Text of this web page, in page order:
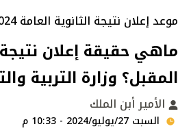
موعد إعلان نتيجة الثانوية العامة 2024
المقبل؟ وزارة التربية
الأمير أبن الملك
السبت 27/يوليو/2024 - 10:33 م